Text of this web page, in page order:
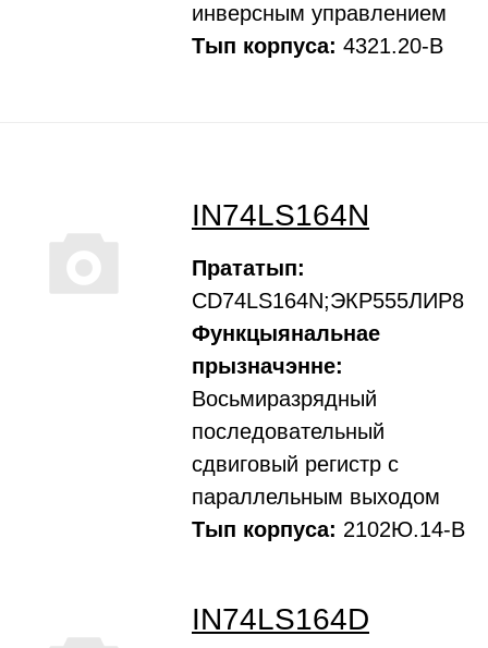
инверсным управлением
Тып корпуса: 4321.20-В
IN74LS164N
Прататып:
CD74LS164N;ЭКР555ЛИР8
Функцыянальнае
прызначэнне:
Восьмиразрядный
последовательный
сдвиговый регистр с
параллельным выходом
Тып корпуса: 2102Ю.14-В
IN74LS164D